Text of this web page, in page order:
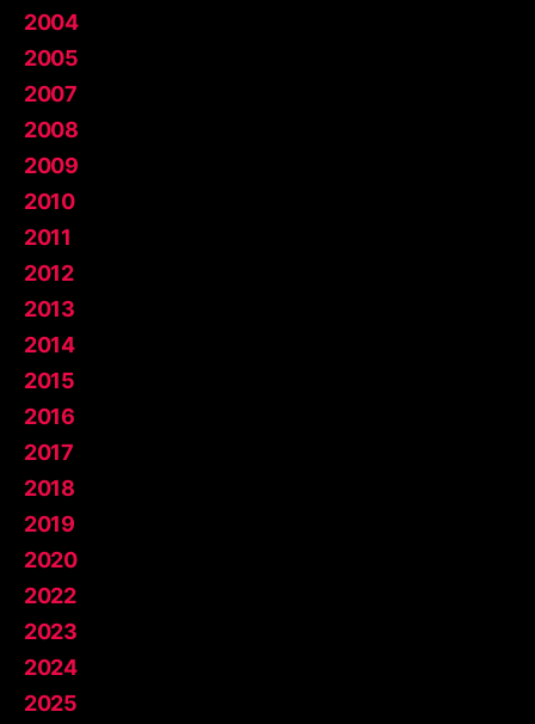
2004
2005
2007
2008
2009
2010
2011
2012
2013
2014
2015
2016
2017
2018
2019
2020
2022
2023
2024
2025